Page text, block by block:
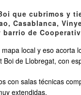
que cubrimos y
Casablanca,
barrio de
local y eso acorta
Boi de Llobregat, con
con salas técnicas
extendidas.